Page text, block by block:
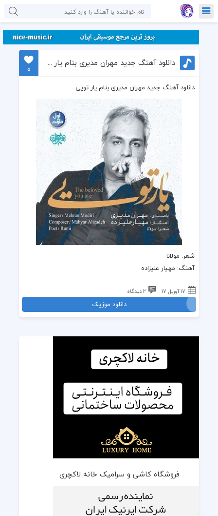
دانلود آهنگ جدید مهران مدیری بنام یار تویی
0
دانلود آهنگ جدید مهران مدیری بنام یار تویی
شعر: مولانا
آهنگ: مهیار علیزاده
17 آوریل 17 2 دیدگاه
دانلود موزیک
فروشگاه کاشی و سرامیک خانه لاکچری